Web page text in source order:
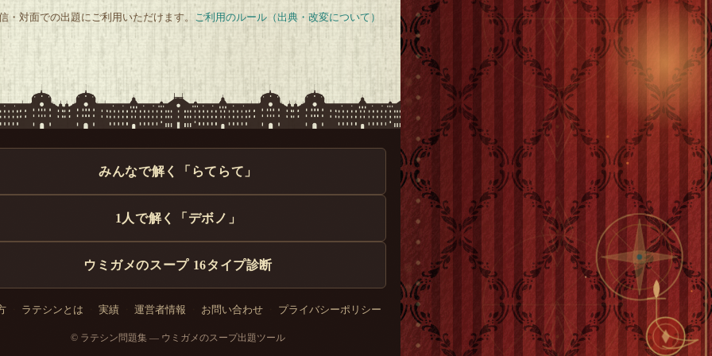
・対面での出題にご利用いただけます。 ご利用のルール（出典・改変について）
みんなで解く「らてらて」
1人で解く「デボノ」
ウミガメのスープ 16タイプ診断
・ ラテシンとは 実績・ 運営者情報 お問い合わせ・ プライバシーポリシー
© ラテシン問題集 — ウミガメのスープ出題ツール